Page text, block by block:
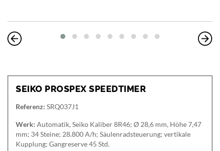
SEIKO PROSPEX SPEEDTIMER
Referenz: SRQ037J1
Werk: Automatik, Seiko Kaliber 8R46; Ø 28,6 mm, Höhe 7,47
mm; 34 Steine; 28.800 A/h; Säulenradsteuerung; vertikale
Kupplung; Gangreserve 45 Std.